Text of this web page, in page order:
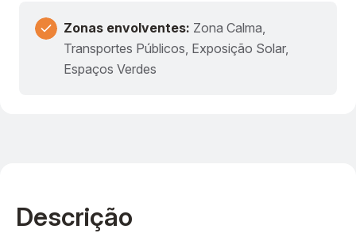
Zonas envolventes: Zona Calma,
Transportes Públicos, Exposição Solar,
Espaços Verdes
Descrição